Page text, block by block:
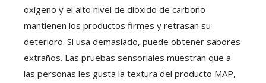
oxígeno y el alto nivel de dióxido de carbono
mantienen los productos firmes y retrasan su
deterioro. Si usa demasiado, puede obtener sabores
extraños. Las pruebas sensoriales muestran que a
las personas les gusta la textura del producto MAP,